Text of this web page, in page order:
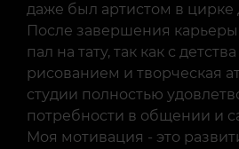
даже был артистом в цирке
После завершения
пал на тату, так как с
рисованием и творческая
студии полностью
потребности в общении и
Моя мотивация - это